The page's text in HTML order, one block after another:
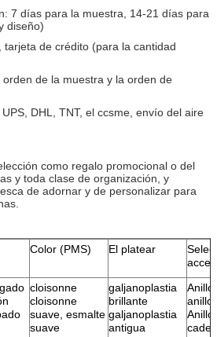
7 días para la muestra, 14-21 días para
diseño)
tarjeta de crédito (para la cantidad
de la muestra y la orden de
DHL, TNT, el ccsme, envío del aire
como regalo promocional o del
y toda clase de organización, y
de adornar y de personalizar para
Color (PMS) El platear
cloisonne
cloisonne
suave, esmalte
suave
galjanoplastia
brillante
galjanoplastia
antigua
Anillo
anillo
Anillo